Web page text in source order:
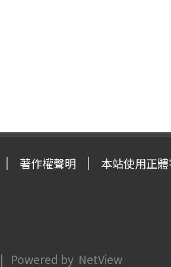
著作權聲明 本站使用正
| Powered by NetView